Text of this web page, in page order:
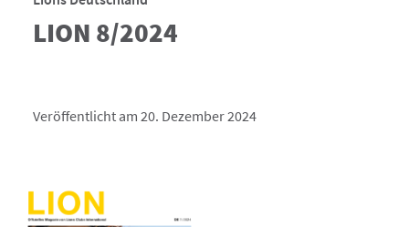
LION 8/2024
Veröffentlicht am 20. Dezember 2024